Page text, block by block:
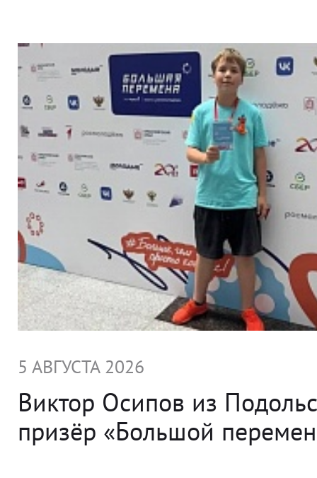
5 АВГУСТА 2026
Виктор Осипов из
призёр «Большой